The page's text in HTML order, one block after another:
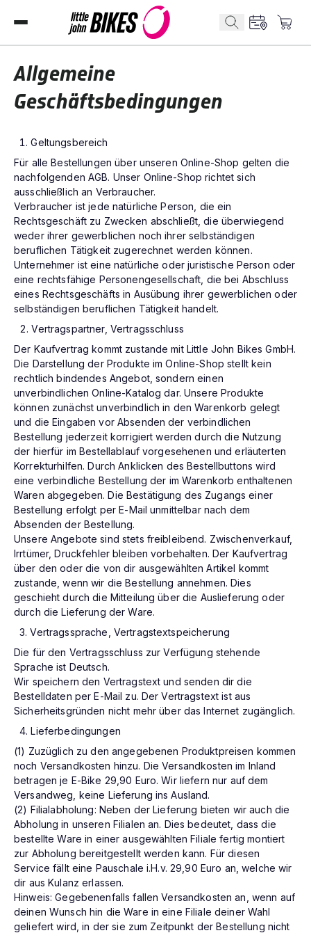
Allgemeine
Geschäftsbedingungen
Geltungsbereich
Für alle Bestellungen über unseren Online-Shop gelten die
nachfolgenden AGB. Unser Online-Shop richtet sich
ausschließlich an Verbraucher.
Verbraucher ist jede natürliche Person, die ein
Rechtsgeschäft zu Zwecken abschließt, die überwiegend
weder ihrer gewerblichen noch ihrer selbständigen
beruflichen Tätigkeit zugerechnet werden können.
Unternehmer ist eine natürliche oder juristische Person oder
eine rechtsfähige Personengesellschaft, die bei Abschluss
eines Rechtsgeschäfts in Ausübung ihrer gewerblichen oder
selbständigen beruflichen Tätigkeit handelt.
Vertragspartner, Vertragsschluss
Der Kaufvertrag kommt zustande mit Little John Bikes GmbH.
Die Darstellung der Produkte im Online-Shop stellt kein
rechtlich bindendes Angebot, sondern einen
unverbindlichen Online-Katalog dar. Unsere Produkte
können zunächst unverbindlich in den Warenkorb gelegt
und die Eingaben vor Absenden der verbindlichen
Bestellung jederzeit korrigiert werden durch die Nutzung
der hierfür im Bestellablauf vorgesehenen und erläuterten
Korrekturhilfen. Durch Anklicken des Bestellbuttons wird
eine verbindliche Bestellung der im Warenkorb enthaltenen
Waren abgegeben. Die Bestätigung des Zugangs einer
Bestellung erfolgt per E-Mail unmittelbar nach dem
Absenden der Bestellung.
Unsere Angebote sind stets freibleibend. Zwischenverkauf,
Irrtümer, Druckfehler bleiben vorbehalten. Der Kaufvertrag
über den oder die von dir ausgewählten Artikel kommt
zustande, wenn wir die Bestellung annehmen. Dies
geschieht durch die Mitteilung über die Auslieferung oder
durch die Lieferung der Ware.
Vertragssprache, Vertragstextspeicherung
Die für den Vertragsschluss zur Verfügung stehende
Sprache ist Deutsch.
Wir speichern den Vertragstext und senden dir die
Bestelldaten per E-Mail zu. Der Vertragstext ist aus
Sicherheitsgründen nicht mehr über das Internet zugänglich.
Lieferbedingungen
(1) Zuzüglich zu den angegebenen Produktpreisen kommen
noch Versandkosten hinzu. Die Versandkosten im Inland
betragen je E-Bike 29,90 Euro. Wir liefern nur auf dem
Versandweg, keine Lieferung ins Ausland.
(2) Filialabholung: Neben der Lieferung bieten wir auch die
Abholung in unseren Filialen an. Dies bedeutet, dass die
bestellte Ware in einer ausgewählten Filiale fertig montiert
zur Abholung bereitgestellt werden kann. Für diesen
Service fällt eine Pauschale i.H.v. 29,90 Euro an, welche wir
dir aus Kulanz erlassen.
Hinweis: Gegebenenfalls fallen Versandkosten an, wenn auf
deinen Wunsch hin die Ware in eine Filiale deiner Wahl
geliefert wird, in der sie zum Zeitpunkt der Bestellung nicht